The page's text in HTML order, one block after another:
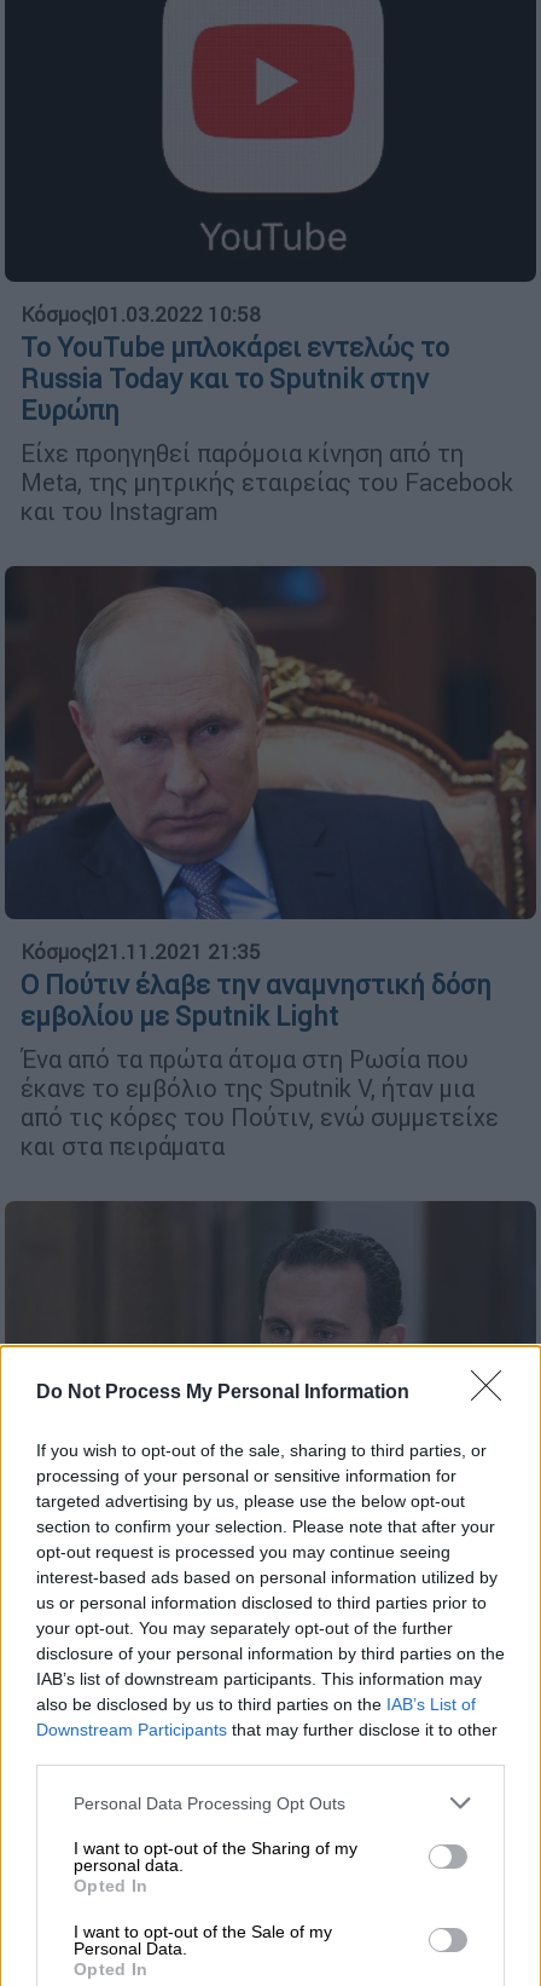
Do Not Process My Personal Information
If you wish to opt-out of the sale, sharing to third parties, or
processing of your personal or sensitive information for
targeted advertising by us, please use the below opt-out
section to confirm your selection. Please note that after your
opt-out request is processed you may continue seeing
interest-based ads based on personal information utilized by
us or personal information disclosed to third parties prior to
your opt-out. You may separately opt-out of the further
disclosure of your personal information by third parties on the
IAB’s list of downstream participants. This information may
also be disclosed by us to third parties on the IAB’s List of
Downstream Participants that may further disclose it to other
Please note that this website/app uses one or more Google
not limited to your visit or usage behaviour. You may click to
grant or deny consent to Google and its third-party tags to
use your data for below specified purposes in below Google
consent section.
Personal Data Processing Opt Outs
I want to opt-out of the Sharing of my
personal data.
Opted In
I want to opt-out of the Sale of my
Personal Data.
Opted In
Κόσμος|01.03.2022 10:58
Το YouTube μπλοκάρει εντελώς το
Russia Today και το Sputnik στην
Ευρώπη
Είχε προηγηθεί παρόμοια κίνηση από τη
Meta, της μητρικής εταιρείας του Facebook
και του Instagram
Κόσμος|21.11.2021 21:35
Ο Πούτιν έλαβε την αναμνηστική δόση
εμβολίου με Sputnik Light
Ένα από τα πρώτα άτομα στη Ρωσία που
έκανε το εμβόλιο της Sputnik V, ήταν μια
από τις κόρες του Πούτιν, ενώ συμμετείχε
και στα πειράματα
Κόσμος|03.06.2021 12:09
Sputnik: Με το ρωσικό σκεύασμα
εμβολιάστηκε ο Άσαντ